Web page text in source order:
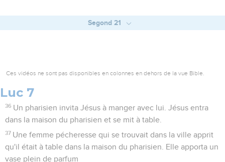
Segond 21
Ces vidéos ne sont pas disponibles en colonnes en dehors de la vue Bible.
Luc 7
36 Un pharisien invita Jésus à manger avec lui. Jésus entra
dans la maison du pharisien et se mit à table.
37 Une femme pécheresse qui se trouvait dans la ville apprit
qu'il était à table dans la maison du pharisien. Elle apporta un
vase plein de parfum